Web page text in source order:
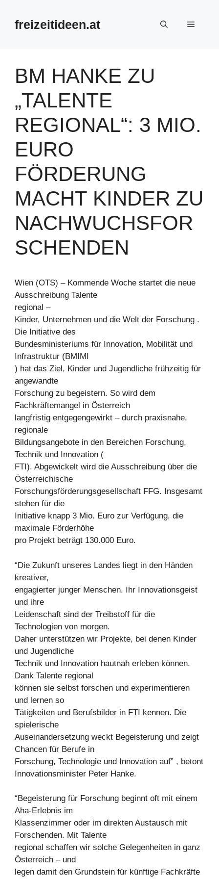
Inhalt
springenfreizeitideen.at Menü
BM HANKE ZU
„TALENTE
REGIONAL“: 3 MIO.
EURO
FÖRDERUNG
MACHT KINDER ZU
NACHWUCHSFOR
SCHENDEN
Wien (OTS) – Kommende Woche startet die neue
Ausschreibung Talente
regional –
Kinder, Unternehmen und die Welt der Forschung .
Die Initiative des
Bundesministeriums für Innovation, Mobilität und
Infrastruktur (BMIMI
) hat das Ziel, Kinder und Jugendliche frühzeitig für
angewandte
Forschung zu begeistern. So wird dem
Fachkräftemangel in Österreich
langfristig entgegengewirkt – durch praxisnahe,
regionale
Bildungsangebote in den Bereichen Forschung,
Technik und Innovation (
FTI). Abgewickelt wird die Ausschreibung über die
Österreichische
Forschungsförderungsgesellschaft FFG. Insgesamt
stehen für die
Initiative knapp 3 Mio. Euro zur Verfügung, die
maximale Förderhöhe
pro Projekt beträgt 130.000 Euro.
“Die Zukunft unseres Landes liegt in den Händen
kreativer,
engagierter junger Menschen. Ihr Innovationsgeist
und ihre
Leidenschaft sind der Treibstoff für die
Technologien von morgen.
Daher unterstützen wir Projekte, bei denen Kinder
und Jugendliche
Technik und Innovation hautnah erleben können.
Dank Talente regional
können sie selbst forschen und experimentieren
und lernen so
Tätigkeiten und Berufsbilder in FTI kennen. Die
spielerische
Auseinandersetzung weckt Begeisterung und zeigt
Chancen für Berufe in
Forschung, Technologie und Innovation auf” , betont
Innovationsminister Peter Hanke.
“Begeisterung für Forschung beginnt oft mit einem
Aha-Erlebnis im
Klassenzimmer oder im direkten Austausch mit
Forschenden. Mit Talente
regional schaffen wir solche Gelegenheiten in ganz
Österreich – und
legen damit den Grundstein für künftige Fachkräfte